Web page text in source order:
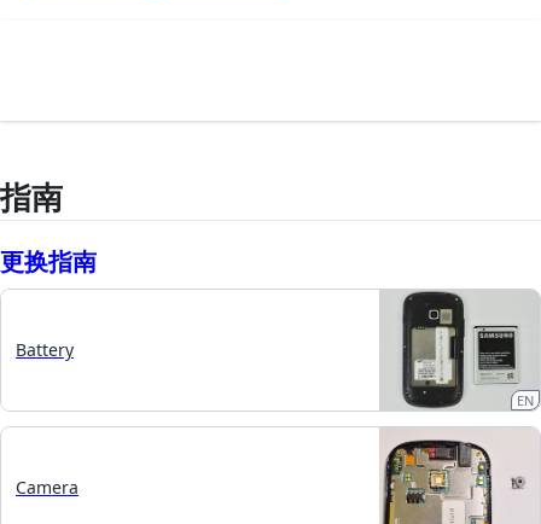
指南
更换指南
Battery
EN
Camera